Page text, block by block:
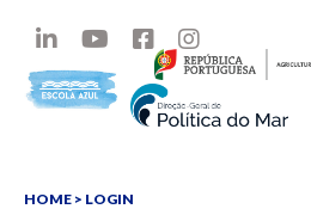
HOME > LOGIN